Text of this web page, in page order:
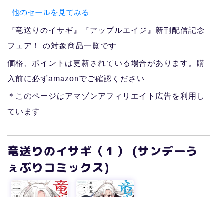
他のセールを見てみる
『竜送りのイサギ』『アップルエイジ』新刊配信記念
フェア！ の対象商品一覧です
価格、ポイントは更新されている場合があります。購
入前に必ずamazonでご確認ください
＊このページはアマゾンアフィリエイト広告を利用し
ています
竜送りのイサギ（１） (サンデーう
ぇぶりコミックス)